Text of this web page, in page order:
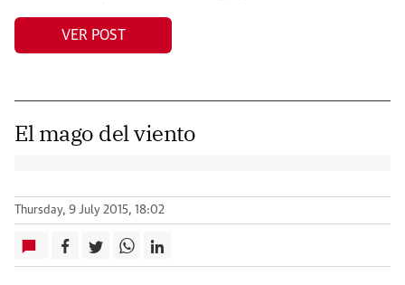
VER POST
El mago del viento
Thursday, 9 July 2015, 18:02